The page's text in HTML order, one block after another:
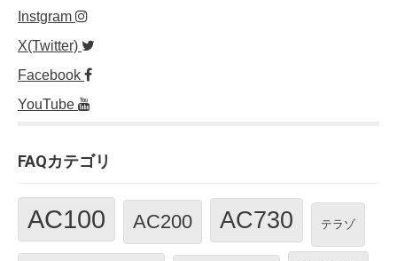
Instgram
X(Twitter)
Facebook
YouTube
FAQカテゴリ
AC100 AC200 AC730 テラゾ